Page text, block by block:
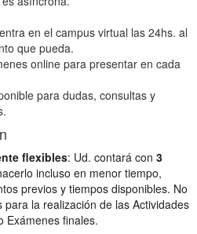
en el campus virtual las 24hs. al
que pueda.
online para presentar en cada
para dudas, consultas y
flexibles: Ud. contará con 3
incluso en menor tiempo,
previos y tiempos disponibles. No
la realización de las Actividades
Exámenes finales.